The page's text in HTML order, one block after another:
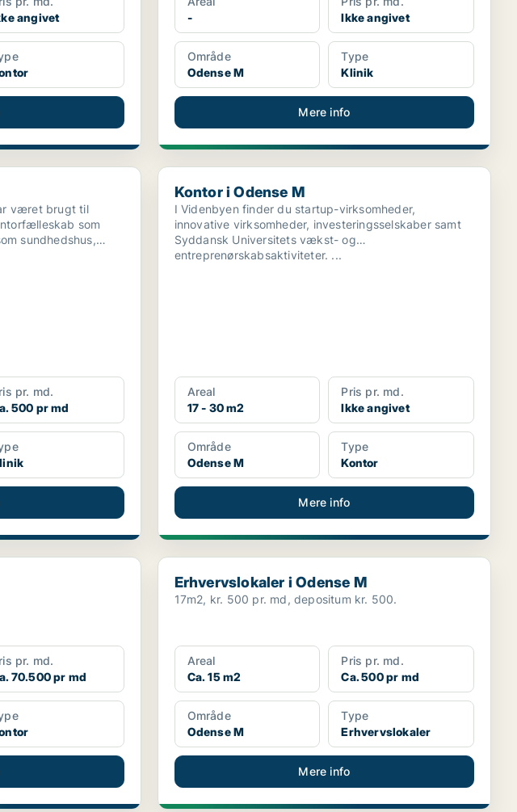
angivet
-
Ikke angivet
Område
Odense M
Type
Klinik
Mere info
været brugt til
sundhedshus,
pr. md.
500 pr md
Kontor i Odense M
Kontor i Odense M
I Videnbyen finder du startup-virksomheder,
innovative virksomheder, investeringsselskaber samt
Syddansk Universitets vækst- og
entreprenørskabsaktiviteter. ...
Areal
17 - 30 m2
Pris pr. md.
Ikke angivet
Område
Odense M
Type
Kontor
Mere info
pr. md.
70.500 pr md
Erhvervslokaler i Odense M
Erhvervslokaler i Odense M
17m2, kr. 500 pr. md, depositum kr. 500.
Areal
Ca. 15 m2
Pris pr. md.
Ca. 500 pr md
Område
Odense M
Type
Erhvervslokaler
Mere info